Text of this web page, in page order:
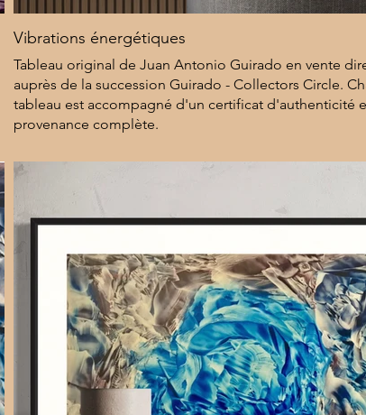
Vibrations énergétiques
Tableau original de Juan Antonio Guirado en vente
auprès de la succession Guirado - Collectors Circle.
tableau est accompagné d'un certificat d'authenticité
provenance complète.
8 000 $